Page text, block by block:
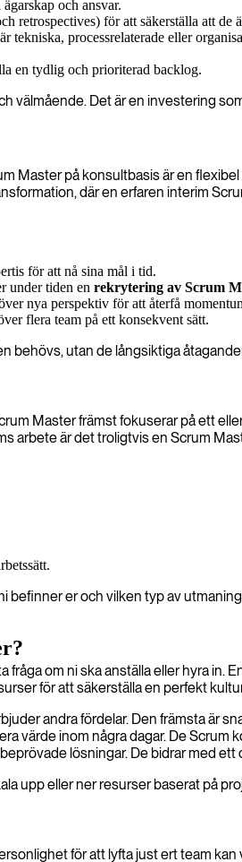
och ansvar.
retrospectives) för att säkerställa att de
tekniska, processrelaterade eller
en tydlig och prioriterad backlog.
välmående. Det är en investering
Master på konsultbasis är en
där en erfaren interim
för att nå sina mål i tid.
under tiden en rekrytering av Scrum
nya perspektiv för att återfå
flera team på ett konsekvent sätt.
behövs, utan de långsiktiga
Master främst fokuserar på ett
arbete är det troligtvis en Scrum
er och vilken typ av
om ni ska anställa eller hyra in.
för att säkerställa en perfekt
andra fördelar. Den främsta är
värde inom några dagar. De
lösningar. De bidrar med
upp eller ner resurser baserat på
för att lyfta just ert team